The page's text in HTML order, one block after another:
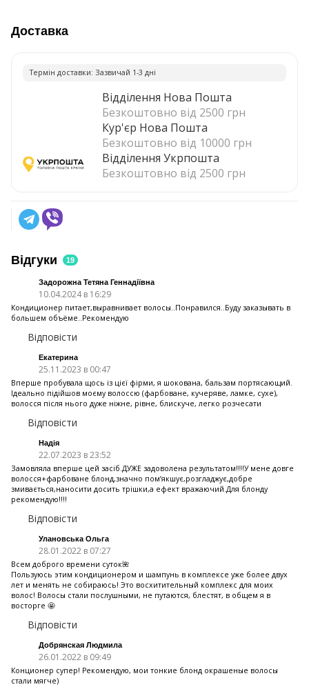
Доставка
Термiн доставки: Зазвичай 1-3 днi
Відділення Нова Пошта
Безкоштовно від 2500 грн
Кур'єр Нова Пошта
Безкоштовно від 10000 грн
Відділення Укрпошта
Безкоштовно від 2500 грн
Відгуки 19
Задорожна Тетяна Геннадіївна
10.04.2024 в 16:29
Кондиционер питает,выравнивает волосы..Понравился..Буду заказывать в
большем объёме..Рекомендую
Відповісти
Екатерина
25.11.2023 в 00:47
Вперше пробувала щось із цієї фірми, я шокована, бальзам портясающий.
Ідеально підійшов моєму волоссю (фарбоване, кучеряве, ламке, сухе),
волосся після нього дуже ніжне, рівне, блискуче, легко розчесати
Відповісти
Надія
22.07.2023 в 23:52
Замовляла вперше цей засіб.ДУЖЕ задоволена результатом!!!!У мене довге
волосся+фарбоване блонд,значно пом‘якшує,розгладжує,добре
змивається,наносити досить трішки,а ефект вражаючий.Для блонду
рекомендую!!!!
Відповісти
Улановська Ольга
28.01.2022 в 07:27
Всем доброго времени суток🌺
Пользуюсь этим кондиционером и шампунь в комплексе уже более двух
лет и менять не собираюсь! Это восхитительный комплекс для моих
волос! Волосы стали послушными, не путаются, блестят, в общем я в
восторге 🤩
Відповісти
Добрянская Людмила
26.01.2022 в 09:49
Конционер супер! Рекомендую, мои тонкие блонд окрашеные волосы
стали мягче)